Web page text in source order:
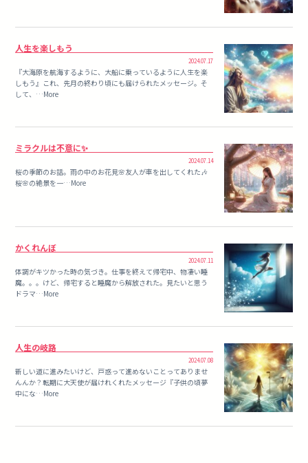
人生を楽しもう
2024.07.17
『大海原を航海するように、大船に乗っているように人生を楽
しもう』これ、先月の終わり頃にも届けられたメッセージ。そ
して、…More
ミラクルは不意に✨
2024.07.14
桜の季節のお話。雨の中のお花見🌸友人が車を出してくれた🎶
桜🌸の絶景を一…More
かくれんぼ
2024.07.11
体調がキツかった時の気づき。仕事を終えて帰宅中、物凄い睡
魔。。。けど、帰宅すると睡魔から解放された。見たいと思う
ドラマ…More
人生の岐路
2024.07.08
新しい道に進みたいけど、戸惑って進めないことってありませ
んんか？転期に大天使が届けれくれたメッセージ『子供の頃夢
中にな…More